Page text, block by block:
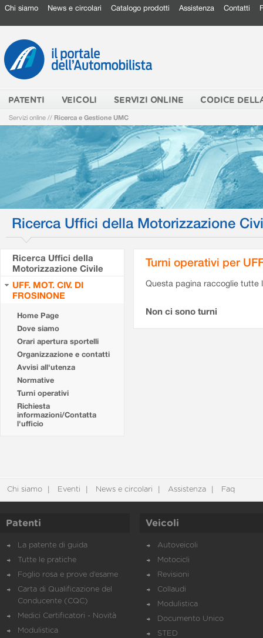
Chi siamo News e circolari Catalogo prodotti Assistenza Contatti
PATENTI VEICOLI SERVIZI ONLINE CODICE
Servizi online // Ricerca e Gestione UMC
Ricerca Uffici della Motorizzazione
Ricerca Uffici della
Motorizzazione Civile
UFF. MOT. CIV. DI
FROSINONE
Home Page
Dove siamo
Orari apertura sportelli
Organizzazione e contatti
Avvisi all'utenza
Normative
Turni operativi
Richiesta
informazioni/Contatta
l'ufficio
Turni operativi per
Questa pagina raccoglie tutte
Non ci sono turni
Chi siamo Eventi News e circolari Assistenza Faq
Patenti
La patente di guida
Tutte le pratiche
Foglio rosa e prove d’esame
Carta di Qualificazione del
Conducente (CQC)
Medici Certificatori - Novità
Modulistica
Veicoli
Autoveicoli
Motocicli
Revisioni
Collaudi
Modulistica
Documento Unico
STED